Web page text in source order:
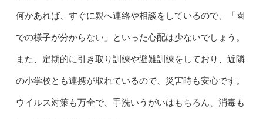
何かあれば、すぐに親へ連絡や相談をしているので、「園
での様子が分からない」といった心配は少ないでしょう。
また、定期的に引き取り訓練や避難訓練をしており、近隣
の小学校とも連携が取れているので、災害時も安心です。
ウイルス対策も万全で、手洗いうがいはもちろん、消毒も